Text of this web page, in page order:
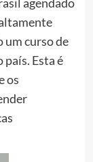
um curso de
Esta é
os